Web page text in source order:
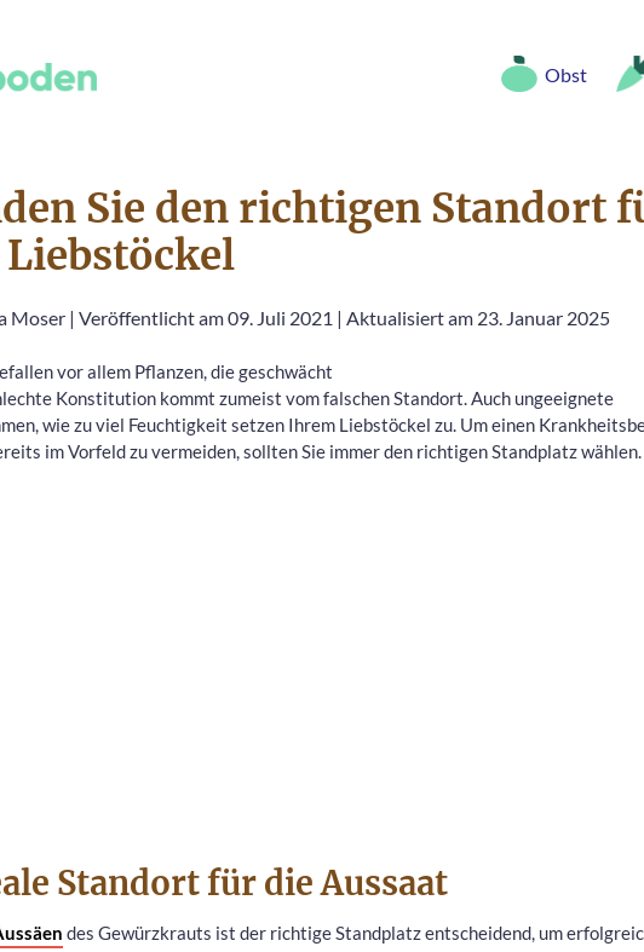
Obst
Sie den richtigen Standort
Moser | Veröffentlicht am 09. Juli 2021 | Aktualisiert am 23. Januar 2025
vor allem Pflanzen, die geschwächt
Konstitution kommt zumeist vom falschen Standort. Auch ungeeignete
wie zu viel Feuchtigkeit setzen Ihrem Liebstöckel zu. Um einen
im Vorfeld zu vermeiden, sollten Sie immer den richtigen Standplatz wählen.
Standort für die Aussaat
des Gewürzkrauts ist der richtige Standplatz entscheidend, um